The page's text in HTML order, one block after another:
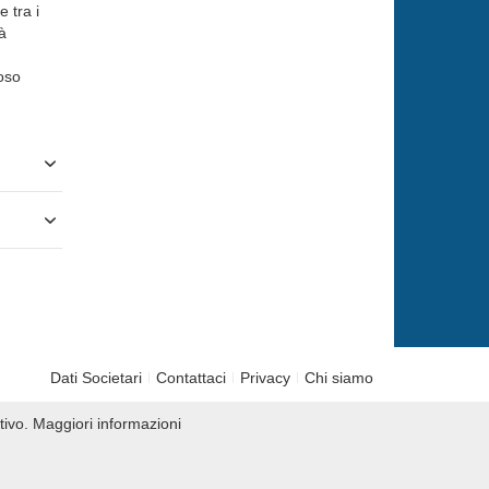
Maggiori informazioni
tra i
Dati Societari Contattaci Privacy Chi siamo